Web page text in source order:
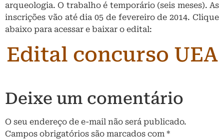
arqueologia. O trabalho é temporário (seis meses). As
inscrições vão até dia 05 de fevereiro de 2014. Clique
abaixo para acessar e baixar o edital:
Edital concurso UEA
Deixe um comentário
O seu endereço de e-mail não será publicado.
Campos obrigatórios são marcados com *